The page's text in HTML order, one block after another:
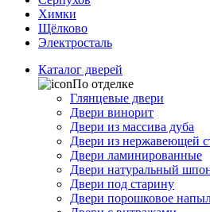
Химки
Щёлково
Электросталь
Каталог дверей
По отделке
Глянцевые двери
Двери винорит
Двери из массива дуба
Двери из нержавеющей
Двери ламинированные
Двери натуральный
Двери под старину
Двери порошковое